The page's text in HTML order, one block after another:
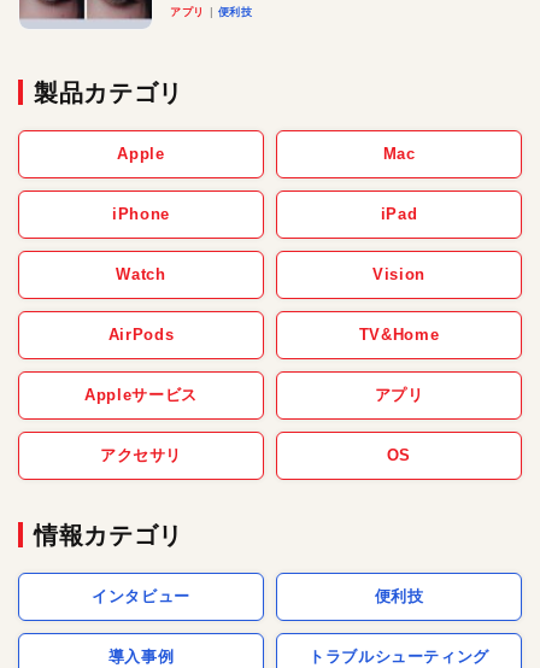
アプリ 便利技
製品カテゴリ
Apple Mac
iPhone iPad
Watch Vision
AirPods TV&Home
Appleサービス アプリ
アクセサリ OS
情報カテゴリ
インタビュー 便利技
導入事例 トラブルシューティング